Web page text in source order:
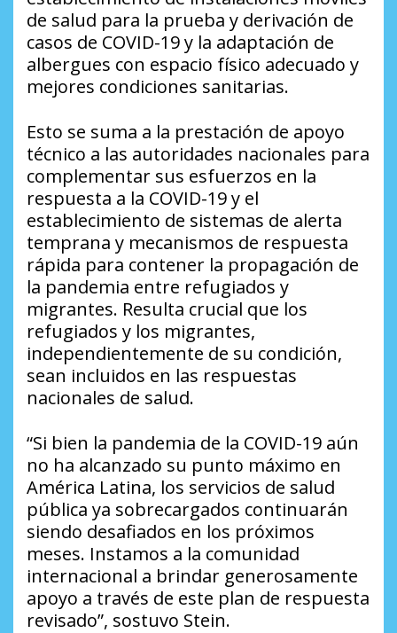
de salud para la prueba y derivación de
casos de COVID-19 y la adaptación de
albergues con espacio físico adecuado y
mejores condiciones sanitarias.
Esto se suma a la prestación de apoyo
técnico a las autoridades nacionales para
complementar sus esfuerzos en la
respuesta a la COVID-19 y el
establecimiento de sistemas de alerta
temprana y mecanismos de respuesta
rápida para contener la propagación de
la pandemia entre refugiados y
migrantes. Resulta crucial que los
refugiados y los migrantes,
independientemente de su condición,
sean incluidos en las respuestas
nacionales de salud.
“Si bien la pandemia de la COVID-19 aún
no ha alcanzado su punto máximo en
América Latina, los servicios de salud
pública ya sobrecargados continuarán
siendo desafiados en los próximos
meses. Instamos a la comunidad
internacional a brindar generosamente
apoyo a través de este plan de respuesta
revisado”, sostuvo Stein.